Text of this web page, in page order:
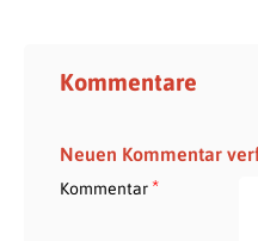
Kommentare
Neuen Kommentar
Kommentar*